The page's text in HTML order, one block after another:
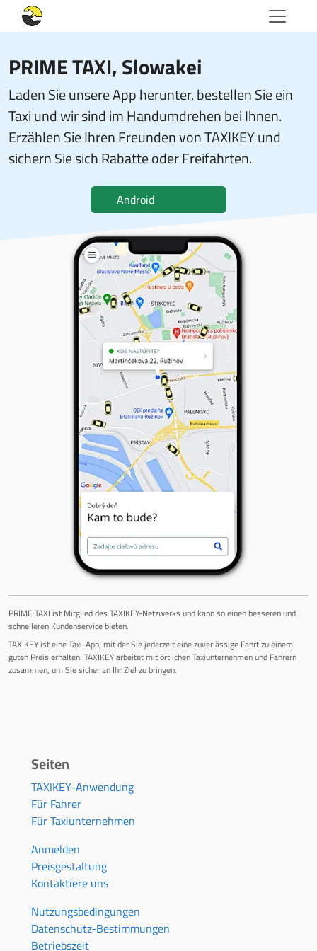
PRIME TAXI, Slowakei
Laden Sie unsere App herunter, bestellen Sie ein
Taxi und wir sind im Handumdrehen bei Ihnen.
Erzählen Sie Ihren Freunden von TAXIKEY und
sichern Sie sich Rabatte oder Freifahrten.
Android
PRIME TAXI ist Mitglied des TAXIKEY-Netzwerks und kann so einen besseren und
schnelleren Kundenservice bieten.
TAXIKEY ist eine Taxi-App, mit der Sie jederzeit eine zuverlässige Fahrt zu einem
guten Preis erhalten. TAXIKEY arbeitet mit örtlichen Taxiunternehmen und Fahrern
zusammen, um Sie sicher an Ihr Ziel zu bringen.
Seiten
TAXIKEY-Anwendung
Für Fahrer
Für Taxiunternehmen
Anmelden
Preisgestaltung
Kontaktiere uns
Nutzungsbedingungen
Datenschutz-Bestimmungen
Betriebszeit